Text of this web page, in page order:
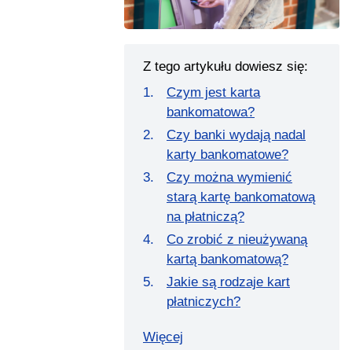
Z tego artykułu dowiesz się:
Czym jest karta
bankomatowa?
Czy banki wydają nadal
karty bankomatowe?
Czy można wymienić
starą kartę bankomatową
na płatniczą?
Co zrobić z nieużywaną
kartą bankomatową?
Jakie są rodzaje kart
płatniczych?
Więcej